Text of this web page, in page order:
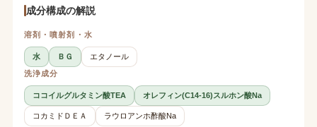
成分構成の解説
溶剤・噴射剤・水
水 ＢＧ
エタノール
洗浄成分
ココイルグルタミン酸TEA オレフィン(C14-16)スルホン酸Na
コカミドＤＥＡ
ラウロアンホ酢酸Na